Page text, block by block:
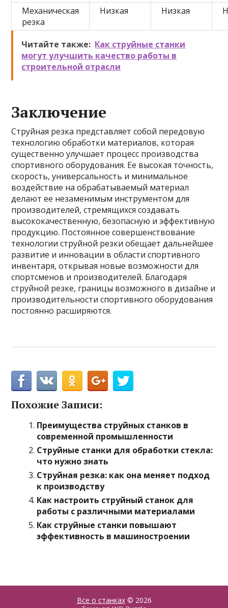
Механическая
резка
Низкая Низкая
Читайте также: Как струйные станки
могут улучшить качество работы в
строительной отрасли
Заключение
Струйная резка представляет собой передовую
технологию обработки материалов, которая
существенно улучшает процесс производства
спортивного оборудования. Ее высокая точность,
скорость, универсальность и минимальное
воздействие на обрабатываемый материал
делают ее незаменимым инструментом для
производителей, стремящихся создавать
высококачественную, безопасную и эффективную
продукцию. Постоянное совершенствование
технологии струйной резки обещает дальнейшее
развитие и инновации в области спортивного
инвентаря, открывая новые возможности для
спортсменов и производителей. Благодаря
струйной резке, границы возможного в дизайне и
производительности спортивного оборудования
постоянно расширяются.
Похожие Записи:
Преимущества струйных станков в
современной промышленности
Струйные станки для обработки стекла:
что нужно знать
Струйная резка: как она меняет подход
к производству
Как настроить струйный станок для
работы с различными материалами
Как струйные станки повышают
эффективность в машиностроении
Все о станках© 2026